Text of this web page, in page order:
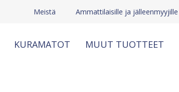
Meistä Ammattilaisille ja jälleenmyyjille
KURAMATOT MUUT TUOTTEET